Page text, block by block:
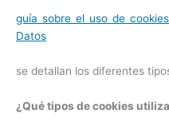
guía sobre el uso de
Datos
se detallan los diferentes
¿Qué tipos de cookies